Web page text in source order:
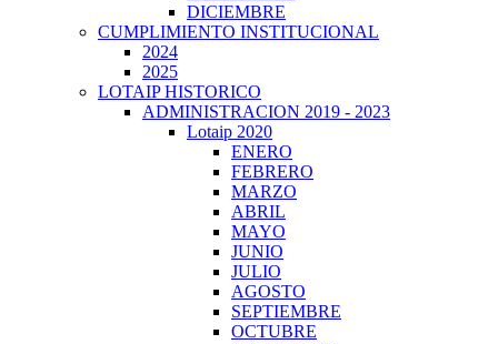
DICIEMBRE
CUMPLIMIENTO INSTITUCIONAL
2024
2025
LOTAIP HISTORICO
ADMINISTRACION 2019 - 2023
Lotaip 2020
ENERO
FEBRERO
MARZO
ABRIL
MAYO
JUNIO
JULIO
AGOSTO
SEPTIEMBRE
OCTUBRE